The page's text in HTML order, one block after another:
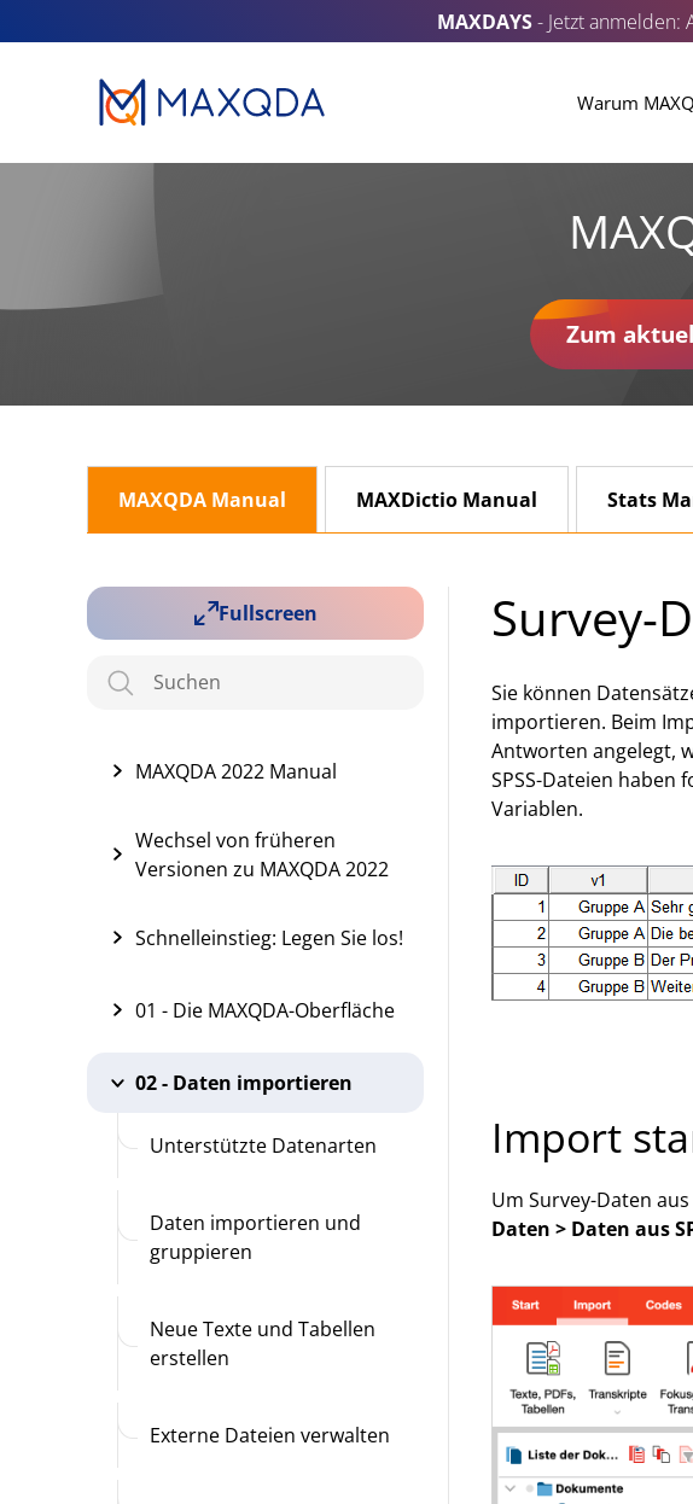
MAXDAYS- Jetzt anmelden:
Warum
Zum
MAXQDA Manual MAXDictio Manual Stats
Fullscreen
MAXQDA 2022 Manual
Wechsel von früheren
Versionen zu MAXQDA 2022
Schnelleinstieg: Legen Sie los!
01 - Die MAXQDA-Oberfläche
02 - Daten importieren
Unterstützte Datenarten
Daten importieren und
gruppieren
Neue Texte und Tabellen
erstellen
Externe Dateien verwalten
Survey-
Sie können
importieren. Beim
Antworten angelegt,
SPSS-Dateien haben
Variablen.
Import
Um Survey-Daten
Daten > Daten aus